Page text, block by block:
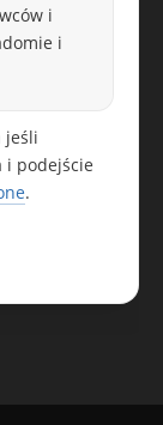
i
i
jeśli
i podejście
.